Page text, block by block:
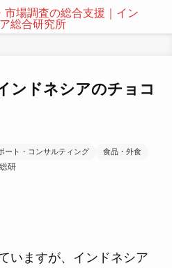
ンドネシアのチョコ
ート・コンサルティング 食品・外食
研
いますが、インドネシア